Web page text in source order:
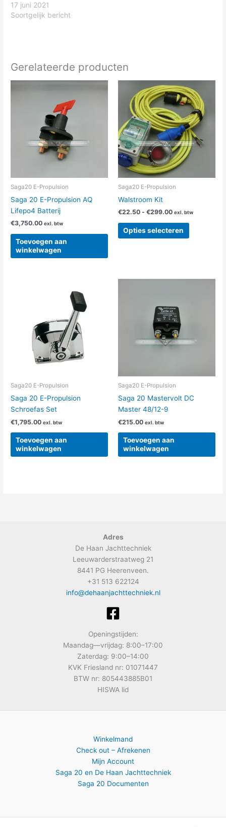
17 juni 2021
Soortgelijk bericht
Gerelateerde producten
Saga20 E-Propulsion
Saga 20 E-Propulsion AQ
Lifepo4 Batterij
€3,750.00 exl. btw
Toevoegen aan
winkelwagen
Saga20 E-Propulsion
Walstroom Kit
€22.50 - €299.00
€22.50
tot
€299.00
exl. btw
Opties selecteren
product
heeft
meerdere
variaties.
Deze
optie
Saga20 E-Propulsion
Saga 20 E-Propulsion
Schroefas Set
€1,795.00 exl. btw
Toevoegen aan
winkelwagen
Saga20 E-Propulsion
Saga 20 Mastervolt DC
Master 48/12-9
€215.00 exl. btw
Toevoegen aan
winkelwagen
Adres
De Haan Jachttechniek
Leeuwarderstraatweg 21
8441 PG Heerenveen.
+31 513 622124
info@dehaanjachttechniek.nl
Openingstijden:
Maandag—vrijdag: 8:00–17:00
Zaterdag: 9:00–14:00
KVK Friesland nr: 01071447
BTW nr: 805443885B01
HISWA lid
Winkelmand
Check out – Afrekenen
Mijn Account
Saga 20 en De Haan Jachttechniek
Saga 20 Documenten